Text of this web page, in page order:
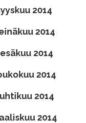
2014
2014
2014
2014
2014
2014